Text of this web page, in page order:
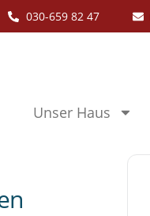
030-659 82 47
Unser Haus